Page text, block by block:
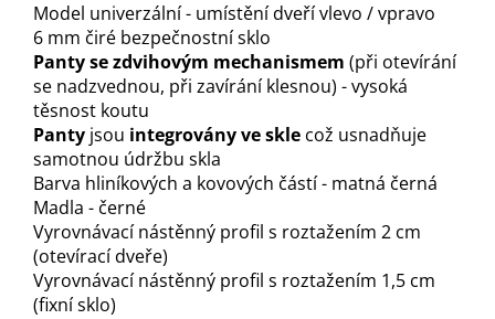
Model univerzální - umístění dveří vlevo / vpravo
6 mm čiré bezpečnostní sklo
Panty se zdvihovým mechanismem (při otevírání
se nadzvednou, při zavírání klesnou) - vysoká
těsnost koutu
Panty jsou integrovány ve skle což usnadňuje
samotnou údržbu skla
Barva hliníkových a kovových částí - matná černá
Madla - černé
Vyrovnávací nástěnný profil s roztažením 2 cm
(otevírací dveře)
Vyrovnávací nástěnný profil s roztažením 1,5 cm
(fixní sklo)